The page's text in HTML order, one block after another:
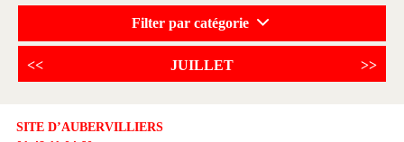
Filter par catégorie
<< JUILLET >>
SITE D’AUBERVILLIERS